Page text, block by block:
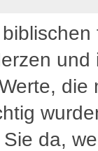
und
die
da,